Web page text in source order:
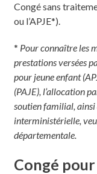
Congé sans
ou l’APJE*).
* Pour connaître les
prestations versées
pour jeune enfant
(PAJE), l’allocation
soutien familial, ainsi
interministérielle,
départementale.
Congé